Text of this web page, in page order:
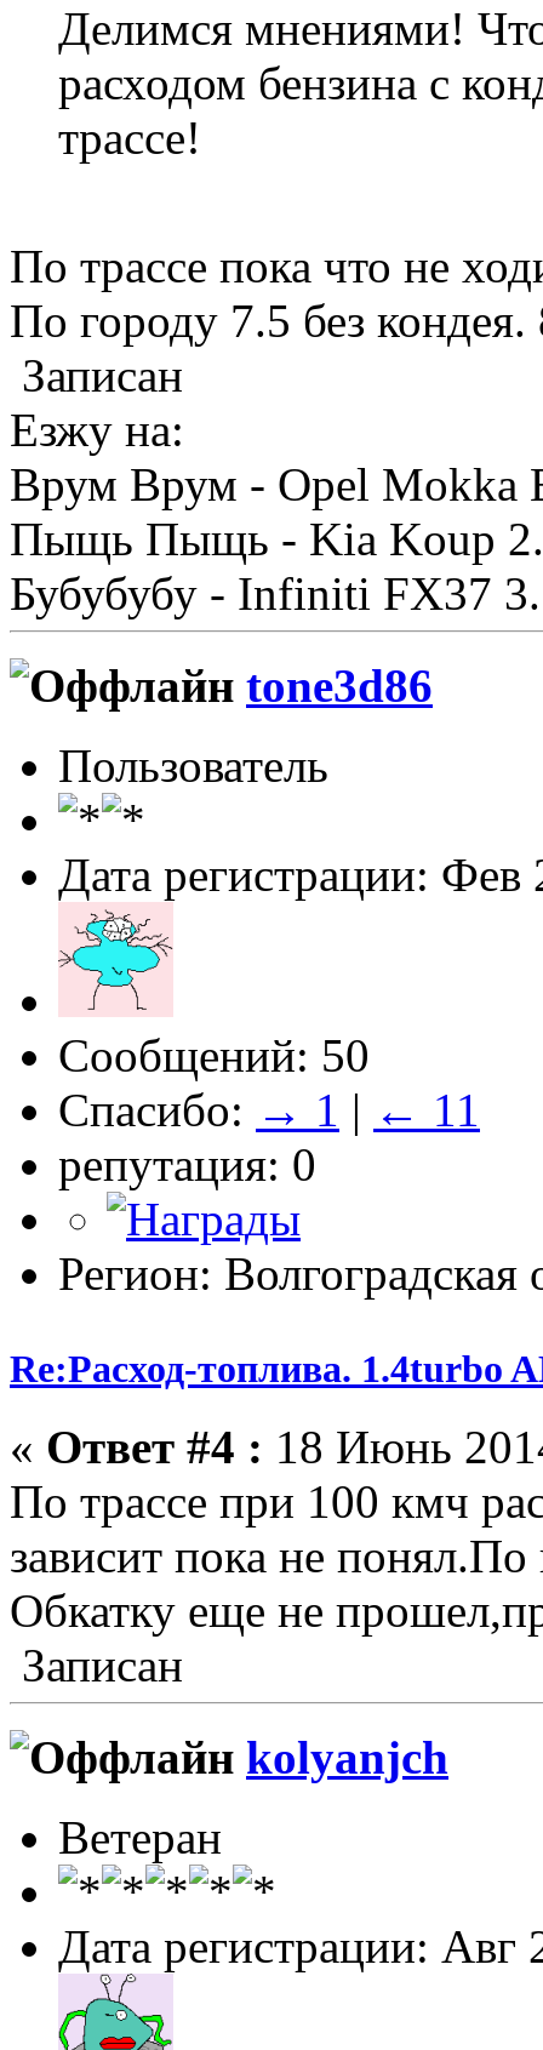
Делимся мнениями!
расходом бензина с
трассе!
По трассе пока что не
По городу 7.5 без
Записан
Езжу на:
Врум Врум - Opel Mokka
Пыщь Пыщь - Kia Koup
Бубубубу - Infiniti FX37
tone3d86
Пользователь
Дата регистрации: Фев
Сообщений: 50
Спасибо: → 1 | ← 11
репутация: 0
Регион: Волгоградская
Re:Расход-топлива. 1.4turbo
« Ответ #4 : 18 Июнь
По трассе при 100 кмч
зависит пока не понял.По
Обкатку еще не
Записан
kolyanjch
Ветеран
Дата регистрации: Авг